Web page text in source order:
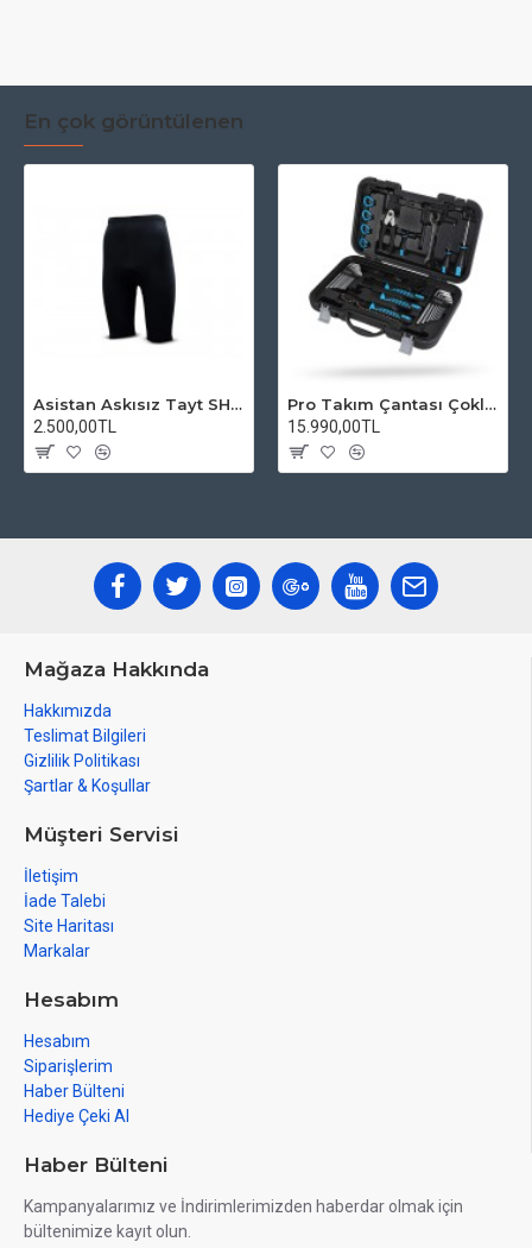
En çok görüntülenen
Asistan Askısız Tayt SH20 Pedli Siyah
2.500,00TL
Pro Takım Çantası Çoklu Tamir Seti
15.990,00TL
Mağaza Hakkında
Hakkımızda
Teslimat Bilgileri
Gizlilik Politikası
Şartlar & Koşullar
Müşteri Servisi
İletişim
İade Talebi
Site Haritası
Markalar
Hesabım
Hesabım
Siparişlerim
Haber Bülteni
Hediye Çeki Al
Haber Bülteni
Kampanyalarımız ve İndirimlerimizden haberdar olmak için
bültenimize kayıt olun.